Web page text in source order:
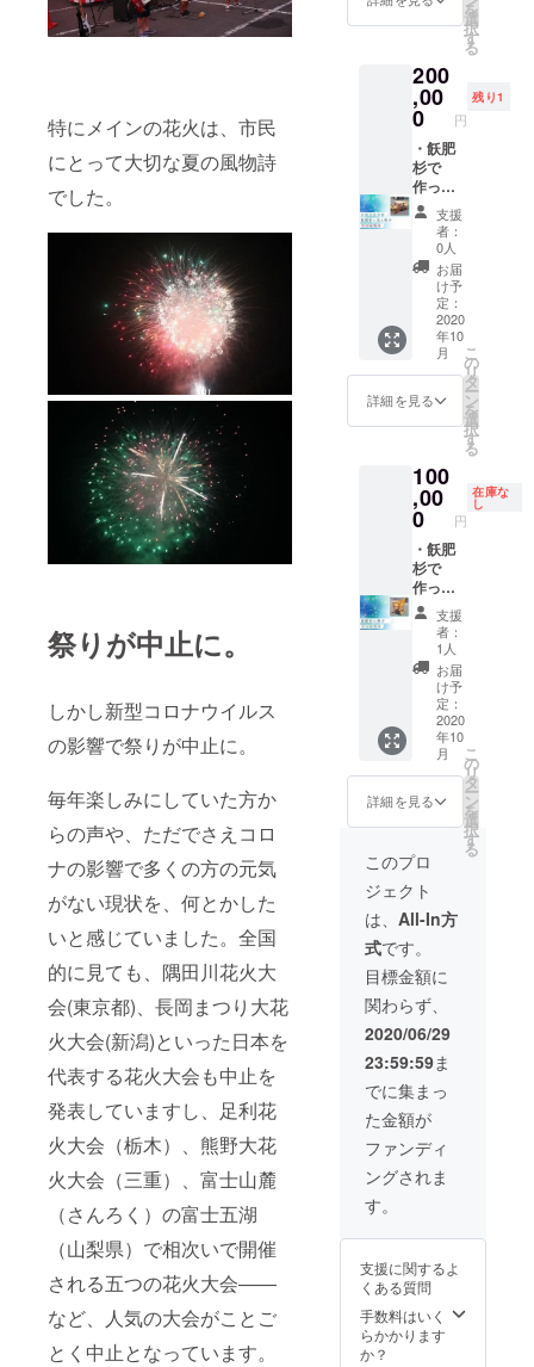
特にメインの花火は、市民
にとって大切な夏の風物詩
でした。
祭りが中止に。
しかし新型コロナウイルス
の影響で祭りが中止に。
毎年楽しみにしていた方か
らの声や、ただでさえコロ
ナの影響で多くの方の元気
がない現状を、何とかした
いと感じていました。全国
的に見ても、隅田川花火大
会(東京都)、長岡まつり大花
火大会(新潟)といった日本を
代表する花火大会も中止を
発表していますし、足利花
火大会（栃木）、熊野大花
火大会（三重）、富士山麓
（さんろく）の富士五湖
（山梨県）で相次いで開催
される五つの花火大会――
など、人気の大会がことご
とく中止となっています。
年間有
効) ・飫
肥公民
館に名
前の掲
示(1年
間)※支
援時、
必ず備
考欄に
ご希望
のお名
前をご
記入く
ださ
い。 ・
花火の
打ち上
も言わ
ないで
下さい
ね！）
へのご
招待
人まで
同伴可
能） ※
情報は7
月中に
お伝え
しま
す。 ※
同伴の
方以外
には情
報をお
話しな
いよう
お願い
しま
す
・伊東
邸で使
える食
2,000円
分(発行
から１
年間有
効) ・飫
肥公民
館に名
前の掲
示(1年
間)※支
援時、
必ず備
考欄に
ご希望
のお名
前をご
記入く
ださ
い。 ・
花火の
打ち上
げ日時,
場所
（誰に
も言わ
ないで
下さい
ね！）
を
選
択
す
る
200
,00
0 円
残り1
・飫肥
杉で
作った
椅子&机
・伊東
邸で使
える食
事券
10,000
円分(発
行から
１年間
有効) ・
打ち上
げ当日
にソー
ディス
タンス
が取れ
る特別
観覧席
へのご
招待
（お一
人まで
同伴可
能） ※
情報は7
月中に
お伝え
しま
す。 ※
同伴の
方以外
には情
報をお
話しな
いよう
お願い
しま
す
・飫
肥公民
館に名
前の掲
示(1年
間)※支
援時、
必ず備
考欄に
ご希望
のお名
前をご
記入く
花火の
げ日時,
場所
（誰に
も言わ
ないで
支援
者：
0人
お届
け予
定：
2020
年10
月
詳細を見る
こ
の
リ
タ
ー
ン
を
選
択
す
る
100
,00
0 円
在庫な
し
・飫肥
杉で
作った
椅子 ・
打ち上
げ当日
にソー
シャル
ディス
タンス
が取れ
る特別
観覧席
へのご
招待
（お一
人まで
同伴可
能） ※
情報は7
月中に
お伝え
しま
す。 ※
同伴の
方以外
には情
報をお
話しな
いよう
お願い
しま
す
・伊東
事券
分(発行
から１
年間有
効) ・飫
肥公民
支援
者：
1人
お届
け予
定：
2020
年10
月
詳細を見る
こ
の
リ
タ
ー
ン
を
選
択
す
る
このプロ
ジェクト
は、 All-In方
式です。
目標金額に
関わらず、
2020/06/29
23:59:59ま
でに集まっ
た金額が
ファンディ
ングされま
す。
支援に関するよ
くある質問
手数料はいく
らかかります
か？